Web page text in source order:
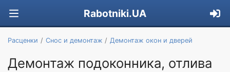
Rabotniki.UA
Расценки Снос и демонтаж Демонтаж окон и дверей
Демонтаж подоконника, отлива